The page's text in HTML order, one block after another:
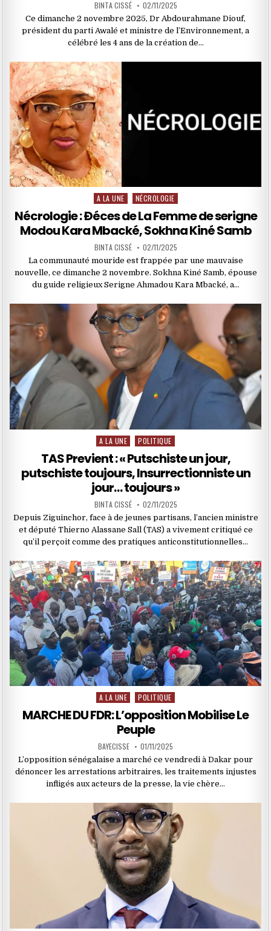
BINTA CISSÉ 02/11/2025
Ce dimanche 2 novembre 2025, Dr Abdourahmane Diouf,
président du parti Awalé et ministre de l’Environnement, a
célébré les 4 ans de la création de…
Posted
in
A LA UNE NÉCROLOGIE
Nécrologie : Ðéces de La Femme de serigne
Modou Kara Mbacké, Sokhna Kiné Samb
BINTA CISSÉ 02/11/2025
La communauté mouride est frappée par une mauvaise
nouvelle, ce dimanche 2 novembre. Sokhna Kiné Samb, épouse
du guide religieux Serigne Ahmadou Kara Mbacké, a…
Posted
A LA UNE POLITIQUE
TAS Previent : « Putschiste un jour,
putschiste toujours, Insurrectionniste un
jour… toujours »
BINTA CISSÉ 02/11/2025
Depuis Ziguinchor, face à de jeunes partisans, l’ancien ministre
et député Thierno Alassane Sall (TAS) a vivement critiqué ce
qu’il perçoit comme des pratiques anticonstitutionnelles…
Posted
in
A LA UNE POLITIQUE
MARCHE DU FDR: L’opposition Mobilise Le
Peuple
BAYECISSE 01/11/2025
L’opposition sénégalaise a marché ce vendredi à Dakar pour
dénoncer les arrestations arbitraires, les traitements injustes
infligés aux acteurs de la presse, la vie chère…